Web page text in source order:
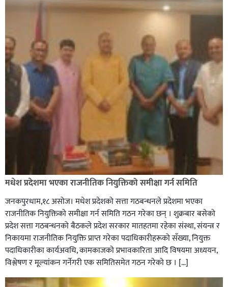
मधेश प्रदेशमा भएका राजनीतिक नियुक्तिको समीक्षा गर्न समिति
जनकपुरधाम,१८ असोज। मधेश प्रदेशको सत्ता गठबन्धनले प्रदेशमा भएका
राजनीतिक नियुक्तिको समीक्षा गर्न समिति गठन गरेका छन् । शुक्रबार बसेको
प्रदेश सत्ता गठबन्धनको बैठकले प्रदेश सरकार मातहतमा रहेका संस्था, संयन्त्र र
निकायमा राजनीतिक नियुक्ति प्राप्त गरेका पदाधिकारीहरूको सँख्या, नियुक्त
पदाधिकारीका कार्यअवधि, कामकाजको प्रभावकारिता आदि विषयमा अध्ययन,
विश्लेषण र मूल्यांकन गर्नेगरी एक समितिसमेत गठन गरेको छ । […]